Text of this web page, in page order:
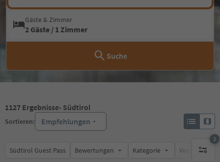
Gäste & Zimmer
2 Gäste / 1 Zimmer
Suche
1127 Ergebnisse- Südtirol
Sortieren: Empfehlungen
Südtirol Guest Pass Bewertungen Kategorie
2
aktive